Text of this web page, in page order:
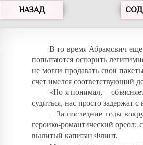
НАЗАД
В то время Абрамович
попытаются оспорить
не могли продавать свои
счет имелся соответствующий
«Но я понимал, –
судиться, нас просто задержат
…За последние годы
героико-романтический ореол;
вылитый капитан Флинт.